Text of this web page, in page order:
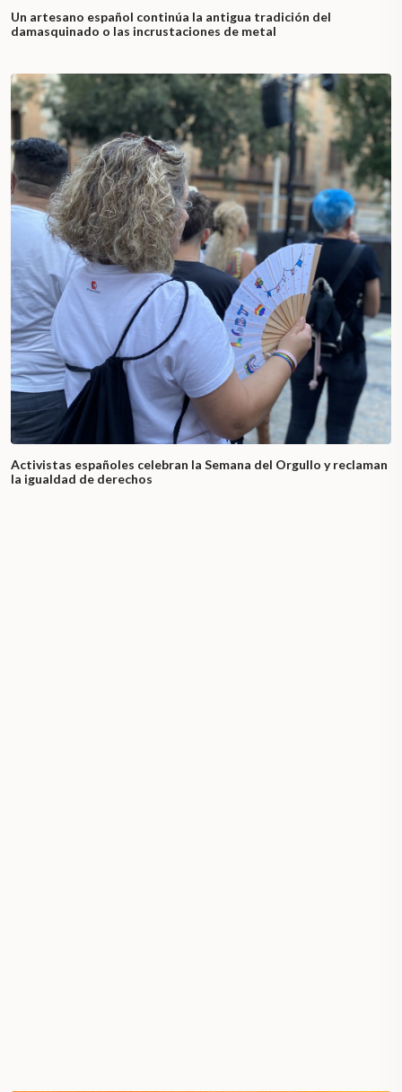
Un artesano español continúa la antigua tradición del
damasquinado o las incrustaciones de metal
Activistas españoles celebran la Semana del Orgullo y reclaman
la igualdad de derechos